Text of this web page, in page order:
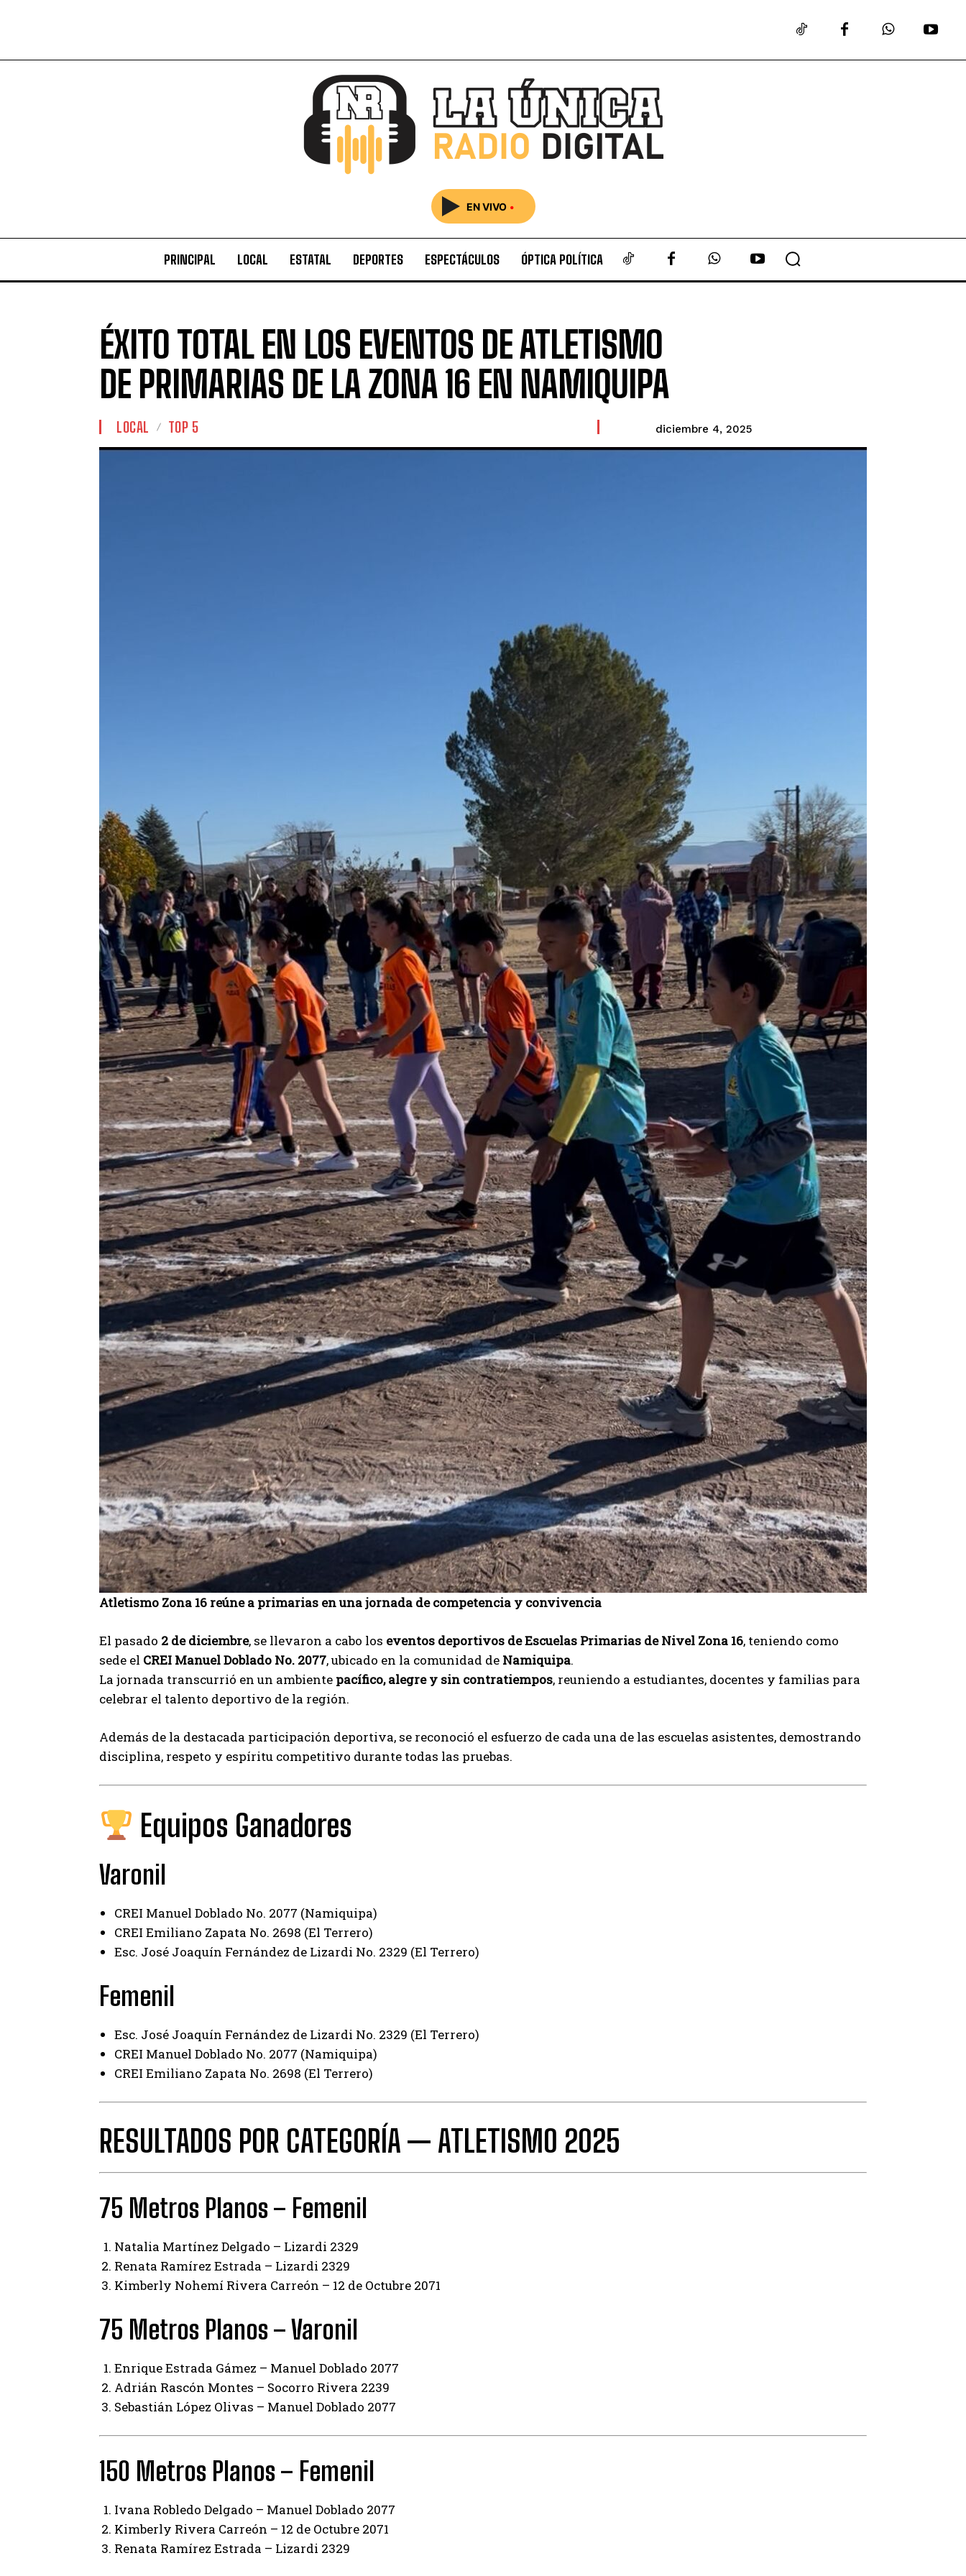
EN VIVO •
PRINCIPAL LOCAL ESTATAL DEPORTES ESPECTÁCULOS ÓPTICA POLÍTICA
ÉXITO TOTAL EN LOS EVENTOS DE ATLETISMO
DE PRIMARIAS DE LA ZONA 16 EN NAMIQUIPA
LOCAL TOP 5 diciembre 4, 2025
Atletismo Zona 16 reúne a primarias en una jornada de competencia y convivencia
El pasado 2 de diciembre, se llevaron a cabo los eventos deportivos de Escuelas Primarias de Nivel Zona 16, teniendo como
sede el CREI Manuel Doblado No. 2077, ubicado en la comunidad de Namiquipa.
La jornada transcurrió en un ambiente pacífico, alegre y sin contratiempos, reuniendo a estudiantes, docentes y familias para
celebrar el talento deportivo de la región.
Además de la destacada participación deportiva, se reconoció el esfuerzo de cada una de las escuelas asistentes, demostrando
disciplina, respeto y espíritu competitivo durante todas las pruebas.
Equipos Ganadores
Varonil
CREI Manuel Doblado No. 2077 (Namiquipa)
CREI Emiliano Zapata No. 2698 (El Terrero)
Esc. José Joaquín Fernández de Lizardi No. 2329 (El Terrero)
Femenil
Esc. José Joaquín Fernández de Lizardi No. 2329 (El Terrero)
CREI Manuel Doblado No. 2077 (Namiquipa)
CREI Emiliano Zapata No. 2698 (El Terrero)
RESULTADOS POR CATEGORÍA — ATLETISMO 2025
75 Metros Planos – Femenil
Natalia Martínez Delgado – Lizardi 2329
Renata Ramírez Estrada – Lizardi 2329
Kimberly Nohemí Rivera Carreón – 12 de Octubre 2071
75 Metros Planos – Varonil
Enrique Estrada Gámez – Manuel Doblado 2077
Adrián Rascón Montes – Socorro Rivera 2239
Sebastián López Olivas – Manuel Doblado 2077
150 Metros Planos – Femenil
Ivana Robledo Delgado – Manuel Doblado 2077
Kimberly Rivera Carreón – 12 de Octubre 2071
Renata Ramírez Estrada – Lizardi 2329